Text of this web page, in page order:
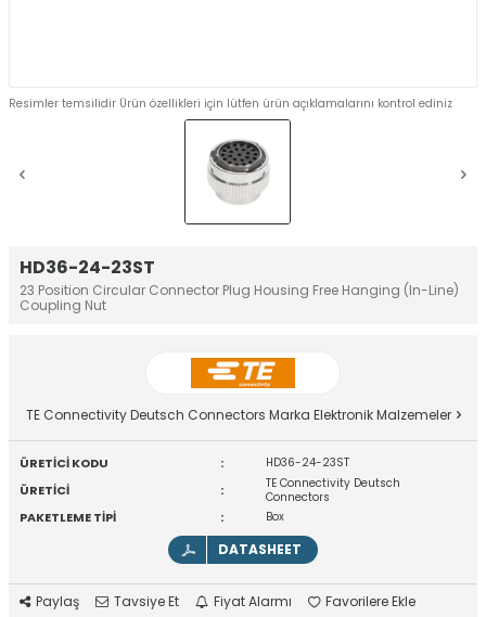
HD36-24-23ST
23 Position Circular Connector Plug Housing Free Hanging (In-Line)
Coupling Nut
Resimler temsilidir Ürün özellikleri için lütfen ürün açıklamalarını kontrol ediniz
TE Connectivity Deutsch Connectors Marka Elektronik Malzemeler
ÜRETİCİ KODU : HD36-24-23ST
ÜRETİCİ :
TE Connectivity Deutsch
Connectors
PAKETLEME TİPİ : Box
DATASHEET
Paylaş Tavsiye Et Fiyat Alarmı Favorilere Ekle